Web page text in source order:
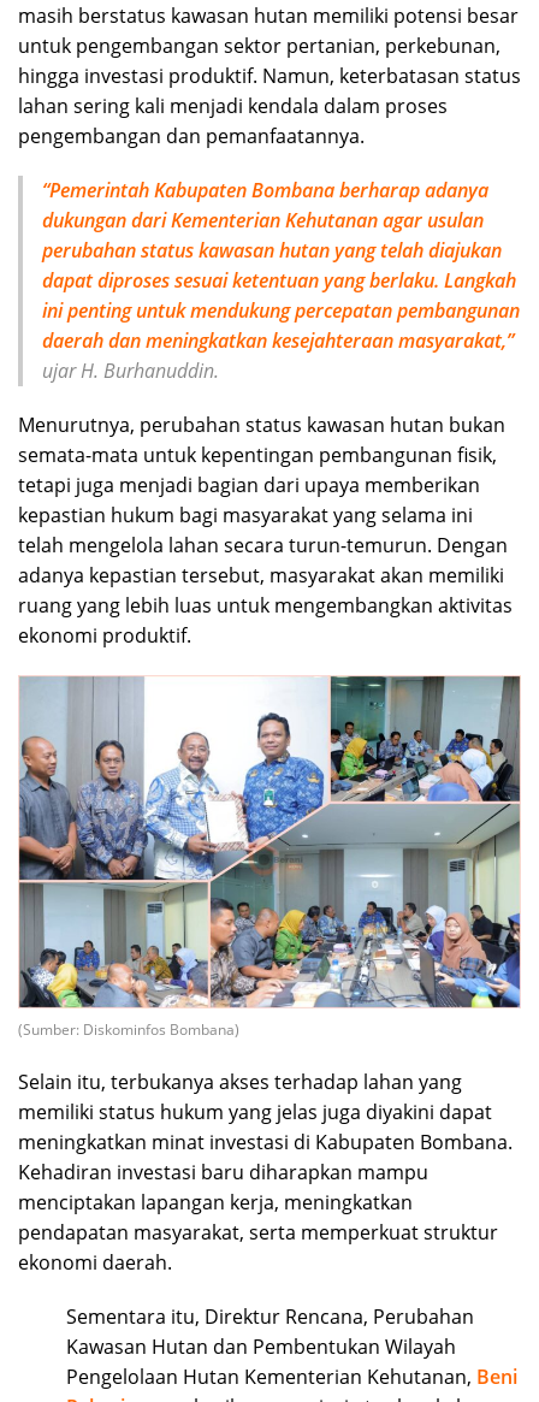
masih berstatus kawasan hutan memiliki potensi besar
untuk pengembangan sektor pertanian, perkebunan,
hingga investasi produktif. Namun, keterbatasan status
lahan sering kali menjadi kendala dalam proses
pengembangan dan pemanfaatannya.
“Pemerintah Kabupaten Bombana berharap adanya
dukungan dari Kementerian Kehutanan agar usulan
perubahan status kawasan hutan yang telah diajukan
dapat diproses sesuai ketentuan yang berlaku. Langkah
ini penting untuk mendukung percepatan pembangunan
daerah dan meningkatkan kesejahteraan masyarakat,”
ujar H. Burhanuddin.
Menurutnya, perubahan status kawasan hutan bukan
semata-mata untuk kepentingan pembangunan fisik,
tetapi juga menjadi bagian dari upaya memberikan
kepastian hukum bagi masyarakat yang selama ini
telah mengelola lahan secara turun-temurun. Dengan
adanya kepastian tersebut, masyarakat akan memiliki
ruang yang lebih luas untuk mengembangkan aktivitas
ekonomi produktif.
(Sumber: Diskominfos Bombana)
Selain itu, terbukanya akses terhadap lahan yang
memiliki status hukum yang jelas juga diyakini dapat
meningkatkan minat investasi di Kabupaten Bombana.
Kehadiran investasi baru diharapkan mampu
menciptakan lapangan kerja, meningkatkan
pendapatan masyarakat, serta memperkuat struktur
ekonomi daerah.
Sementara itu, Direktur Rencana, Perubahan
Kawasan Hutan dan Pembentukan Wilayah
Pengelolaan Hutan Kementerian Kehutanan, Beni